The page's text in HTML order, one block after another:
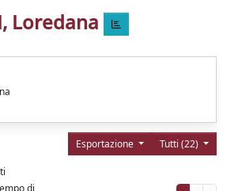
Loredana
Tutti (22)
Esportazione
di